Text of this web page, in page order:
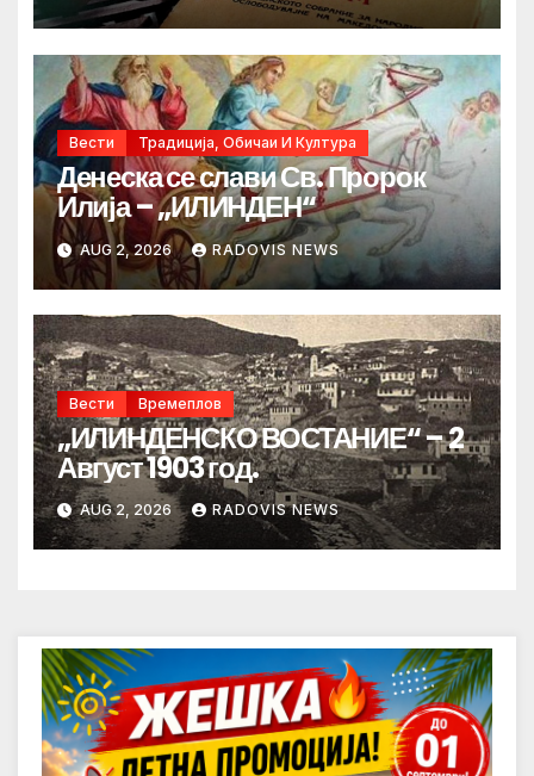
Вести Традиција, Обичаи И Култура
Денеска се слави Св. Пророк
Илија – „ИЛИНДЕН“
AUG 2, 2026 RADOVIS NEWS
Вести Времеплов
„ИЛИНДЕНСКО ВОСТАНИЕ“ – 2
Август 1903 год.
AUG 2, 2026 RADOVIS NEWS